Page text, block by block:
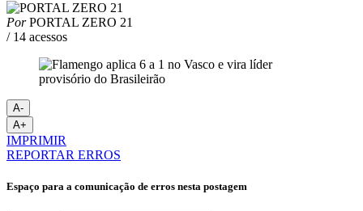
PorPORTAL ZERO 21
/ 14 acessos
A-
A+
IMPRIMIR
REPORTAR ERROS
Espaço para a comunicação de erros nesta postagem